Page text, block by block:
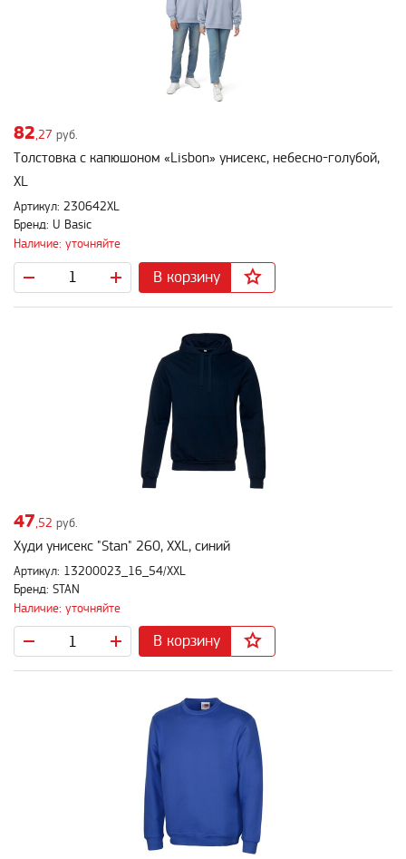
82,27 руб.
Толстовка с капюшоном «Lisbon» унисекс, небесно-голубой,
XL
Артикул: 230642XL
Бренд: U Basic
Наличие: уточняйте
В корзину
47 ,52 руб.
Худи унисекс "Stan" 260, XXL, синий
Артикул: 13200023_16_54/XXL
Бренд: STAN
Наличие: уточняйте
В корзину